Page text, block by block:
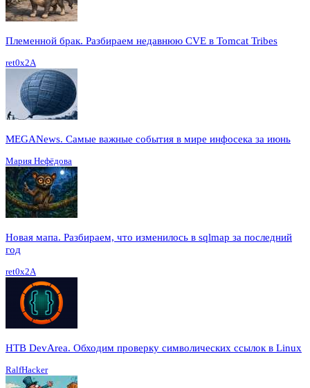
Племенной брак. Разбираем недавнюю CVE в Tomcat Tribes
ret0x2A
MEGANews. Cамые важные события в мире инфосека за июнь
Мария Нефёдова
Новая мапа. Разбираем, что изменилось в sqlmap за последний
год
ret0x2A
HTB DevArea. Обходим проверку символических ссылок в Linux
RalfHacker